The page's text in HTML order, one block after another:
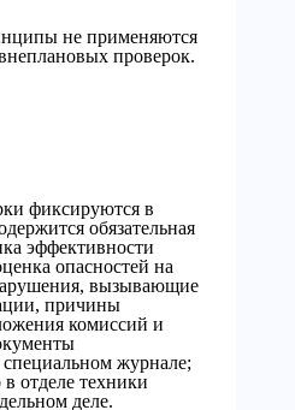
не применяются
проверок.
фиксируются в
обязательная
эффективности
опасностей на
вызывающие
причины
комиссий и
журнале;
отделе техники
деле.